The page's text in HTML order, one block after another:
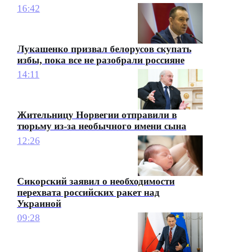
16:42
Лукашенко призвал белорусов скупать
избы, пока все не разобрали россияне
14:11
Жительницу Норвегии отправили в
тюрьму из-за необычного имени сына
12:26
Сикорский заявил о необходимости
перехвата российских ракет над
Украиной
09:28